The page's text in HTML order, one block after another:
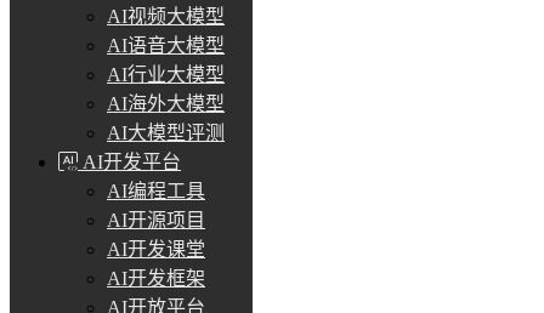
AI视频大模型
AI语音大模型
AI行业大模型
AI海外大模型
AI大模型评测
AI开发平台
AI编程工具
AI开源项目
AI开发课堂
AI开发框架
AI开放平台